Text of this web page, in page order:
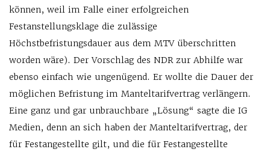
können, weil im Falle einer erfolgreichen
Festanstellungsklage die zulässige
Höchstbefristungsdauer aus dem MTV überschritten
worden wäre). Der Vorschlag des NDR zur Abhilfe war
ebenso einfach wie ungenügend. Er wollte die Dauer der
möglichen Befristung im Manteltarifvertrag verlängern.
Eine ganz und gar unbrauchbare „Lösung“ sagte die IG
Medien, denn an sich haben der Manteltarifvertrag, der
für Festangestellte gilt, und die für Festangestellte